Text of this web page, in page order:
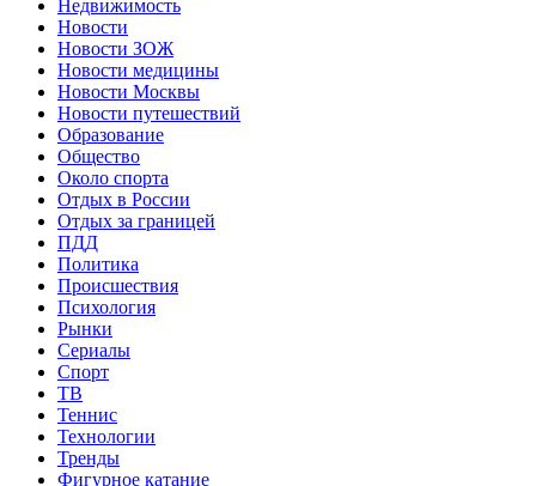
Недвижимость
Новости
Новости ЗОЖ
Новости медицины
Новости Москвы
Новости путешествий
Образование
Общество
Около спорта
Отдых в России
Отдых за границей
ПДД
Политика
Происшествия
Психология
Рынки
Сериалы
Спорт
ТВ
Теннис
Технологии
Тренды
Фигурное катание